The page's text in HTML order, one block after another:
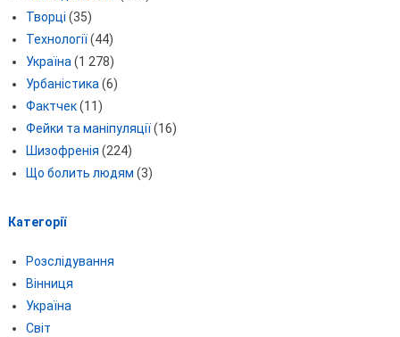
Творці (35)
Технології(44)
Україна(1 278)
Урбаністика(6)
Фактчек(11)
Фейки та маніпуляції(16)
Шизофренія (224)
Що болить людям (3)
Категорії
Розслідування
Вінниця
Україна
Світ